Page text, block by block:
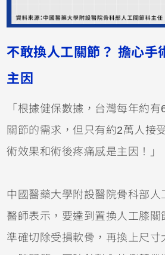
不敢換人工關節？ 擔心手
主因
「根據健保數據，台灣每年約
關節的需求，但只有約2萬人接
術效果和術後疼痛感是主因！」
中國醫藥大學附設醫院骨科部
醫師表示，要達到置換人工膝關
準確切除受損軟骨，再換上尺寸